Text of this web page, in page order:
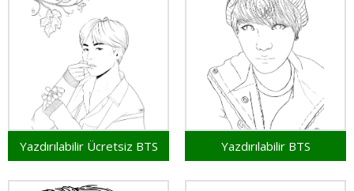
Yazdırılabilir Ücretsiz BTS Yazdırılabilir BTS